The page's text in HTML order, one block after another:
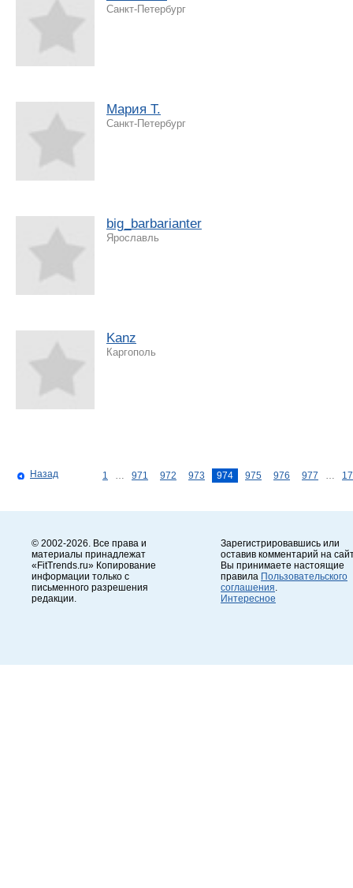
Санкт-Петербург
Мария T.
Санкт-Петербург
big_barbarianter
Ярославль
Kanz
Каргополь
Назад 1 971 972 973 974 975 976 977
© 2002-2026. Все права и
материалы принадлежат
«FitTrends.ru» Копирование
информации только с
письменного разрешения
редакции.
Зарегистрировавшись или
оставив комментарий на
Вы принимаете настоящие
правила Пользовательского
соглашения
Интересное